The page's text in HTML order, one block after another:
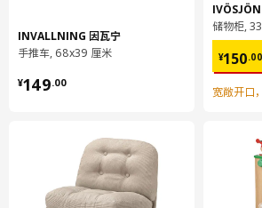
用湿布块沾水或非研磨性清洗剂擦拭。
用干净布块擦干
环境和材料
落地柜 可嵌入设备/水槽
刨花板, 密胺贴膜, 塑料封边, 塑料封边
INVALLNING 因瓦宁
手推车, 68x39 厘米
¥149.00
¥ 149.00
储物柜,
¥150.00
¥
宽敞开口